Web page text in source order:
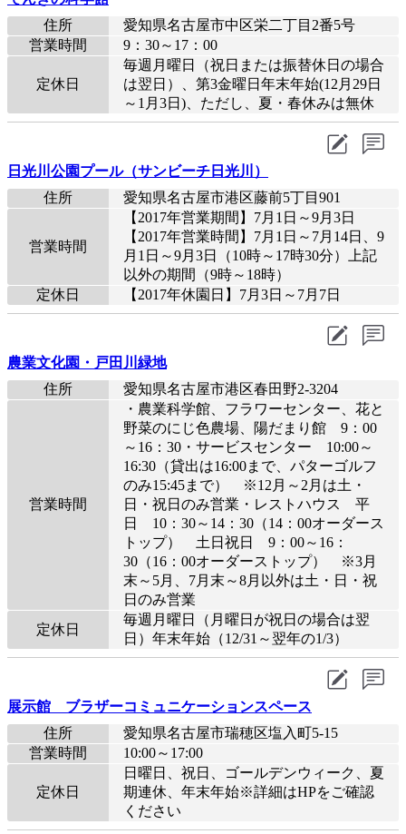
住所
愛知県名古屋市中区栄二丁目2番5号
営業時間
9：30～17：00
定休日
毎週月曜日（祝日または振替休日の場合
は翌日）、第3金曜日年末年始(12月29日
～1月3日)、ただし、夏・春休みは無休
日光川公園プール（サンビーチ日光川）
住所
愛知県名古屋市港区藤前5丁目901
営業時間
【2017年営業期間】7月1日～9月3日
【2017年営業時間】7月1日～7月14日、9
月1日～9月3日（10時～17時30分）上記
以外の期間（9時～18時）
定休日
【2017年休園日】7月3日～7月7日
農業文化園・戸田川緑地
住所
愛知県名古屋市港区春田野2-3204
営業時間
・農業科学館、フラワーセンター、花と
野菜のにじ色農場、陽だまり館 9：00
～16：30・サービスセンター 10:00～
16:30（貸出は16:00まで、パターゴルフ
のみ15:45まで） ※12月～2月は土・
日・祝日のみ営業・レストハウス 平
日 10：30～14：30（14：00オーダース
トップ） 土日祝日 9：00～16：
30（16：00オーダーストップ） ※3月
末～5月、7月末～8月以外は土・日・祝
日のみ営業
定休日
毎週月曜日（月曜日が祝日の場合は翌
日）年末年始（12/31～翌年の1/3）
展示館 ブラザーコミュニケーションスペース
住所
愛知県名古屋市瑞穂区塩入町5-15
営業時間
10:00～17:00
定休日
日曜日、祝日、ゴールデンウィーク、夏
期連休、年末年始※詳細はHPをご確認
ください